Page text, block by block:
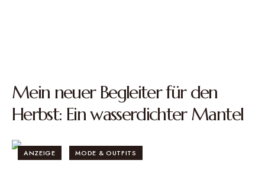
Mein neuer Begleiter für den
Herbst: Ein wasserdichter Mantel
ANZEIGE MODE & OUTFITS